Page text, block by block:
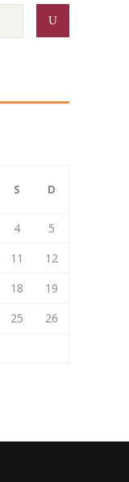
S D
4
5
11
12
18
19
25
26